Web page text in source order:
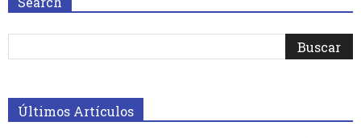
Últimos Artículos